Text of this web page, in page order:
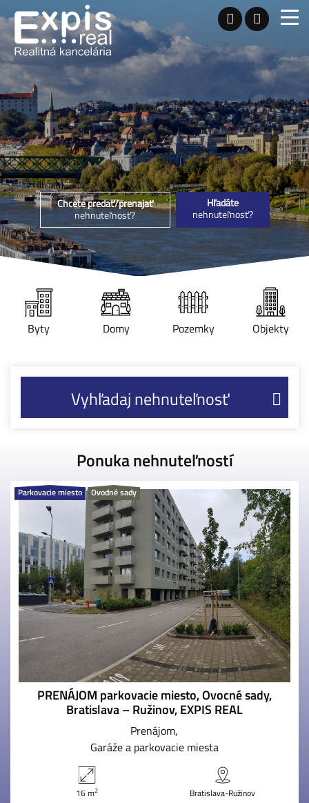
Chcete predať/prenajať
nehnuteľnosť?
Hľadáte
nehnuteľnosť?
Byty Domy Pozemky Objekty
Vyhľadaj nehnuteľnosť
Ponuka nehnuteľností
Parkovacie miesto Ovodné sady
PRENÁJOM parkovacie miesto, Ovocné sady,
Bratislava – Ružinov, EXPIS REAL
Prenájom
Garáže a parkovacie miesta
16 m2 Bratislava-Ružinov